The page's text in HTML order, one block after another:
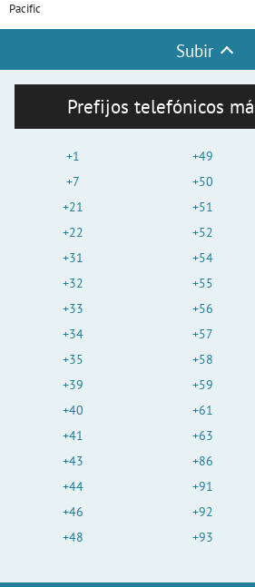
Pacific
Subir
Prefijos telefónicos
+1
+7
+21
+22
+31
+32
+33
+34
+35
+39
+40
+41
+43
+44
+46
+48
+49
+50
+51
+52
+54
+55
+56
+57
+58
+59
+61
+63
+86
+91
+92
+93